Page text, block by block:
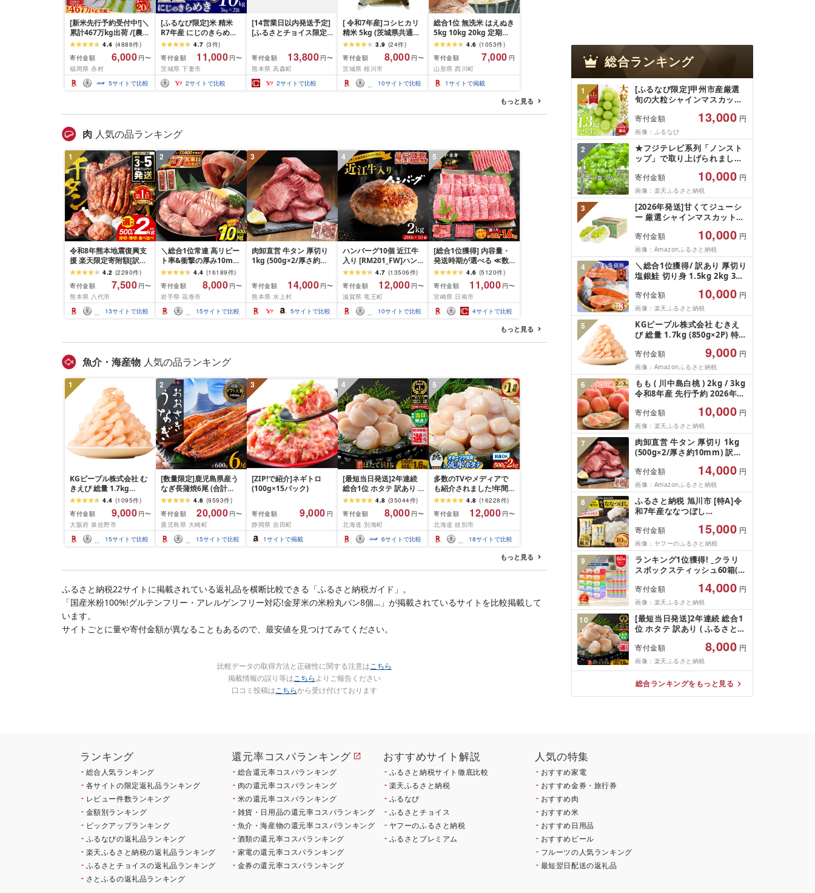
[新米先行予約受付中!]＼
累計467万kg出荷 /[農家
応援米]訳あり 令和7年産
令和8年産ふくきらり 夢
つくし 5kg 10kg 15kg
20kg [選べる品種・内容
量・出荷時期]複数原料
米 白米 精米 国産 限定
4.4 (4886件)
寄付金額
6,000 円〜
福岡県 赤村
5サイトで比較
[ふるなび限定]米 精米
R7年産 にじのきらめき
10kg 10月 FN-Limited-
4.7 (3件)
寄付金額
11,000 円〜
茨城県 下妻市
2サイトで比較
[14営業日以内発送予定]
[ふるさとチョイス限定
だわら 熊本県 高森町 オ
リジナル米 計
10kg(5kg×2袋)精米 お
米 米 5kg×2 10kg
寄付金額 13,800 円〜
熊本県 高森町
2サイトで比較
[ 令和7年産]コシヒカリ
精米 5kg (茨城県共通返
礼品 かすみがうら市) 米
ごはん もっちり 甘い コ
メ お米 白米
3.9 (24件)
寄付金額
8,000 円〜
茨城県 桜川市
10サイトで比較
総合1位 無洗米 はえぬき
5kg 10kg 20kg 定期便
も選べる レビュー高評
価 山形県産 令和7年産
選べる内容量 発送時期
定期便 3ヶ月 6ヶ月 3回
6回 3か月 6か月 ランキ
こめ ごはん ご飯 ライス
4.6 (1053件)
寄付金額
7,000 円
山形県 西川町
1サイトで掲載
もっと見る
肉 人気の品ランキング
1
令和8年熊本地震復興支
援 楽天限定寄附額[訳あ
り]牛タン 500g〜2kg 肉
牛肉 訳あり 牛タン 冷凍
小分け 厚切り 薄切り 食
べ比べ 500g 1kg 1.5kg
2kg 牛 人気 ビーフ 牛た
ん ふるさと納税 ランキ
4.2 (2290件)
寄付金額
7,500 円〜
熊本県 八代市
13サイトで比較
2
＼総合1位常連 高リピー
ト率&衝撃の厚み10mm
厚切り牛タン 塩味/ ≪ス
ピード発送!!10営業日以
内発送≫ 選べる内容量
500g / 1kg 定期便 毎月
届く 牛肉 肉 BBQ ふるさ
と 人気 ランキング 岩手
4.4 (16189件)
寄付金額
8,000 円〜
岩手県 花巻市
15サイトで比較
3
肉卸直営 牛タン 厚切り
1kg (500g×2/厚さ約
牛肉 焼肉 冷凍 スライス
業務用 バーベキュー
BBQ おつまみ ギフト お
祝い お中元 夏ギフト
寄付金額 14,000 円〜
熊本県 水上村
5サイトで比較
4
ハンバーグ10個 近江牛
入り [RM201_FW]ハン
バーグ
4.7 (13506件)
寄付金額
12,000 円〜
滋賀県 竜王町
10サイトで比較
5
[総合1位獲得] 内容量・
発送時期が選べる ≪数
量限定≫ 宮崎牛 赤身 ス
ライス 焼肉 国産 肉 牛肉
薄切り 黒毛和牛 A4 A5
人気 小分け 焼き肉 すき
焼き しゃぶしゃぶ 牛丼
BBQ ギフト 贈り物 おす
すめ 畜産農家応援 ミヤ
4.6 (5120件)
寄付金額
11,000 円〜
宮崎県 日南市
4サイトで比較
もっと見る
魚介・海産物 人気の品ランキング
1
KGピープル株式会社 む
きえび 総量 1.7kg
(850g×2P) 特大 5Lサイ
ズ バナメイエビ バラ凍
結 下処理不要 サイズ不
揃い 訳あり
4.4 (1095件)
寄付金額
9,000 円〜
大阪府 泉佐野市
15サイトで比較
2
[数量限定]鹿児島県産う
なぎ長蒲焼6尾 (合計
600g以上)4.6 (9593件)
寄付金額
20,000 円〜
鹿児島県 大崎町
15サイトで比較
3
[ZIP!で紹介]ネギトロ
(100g×15パック)
寄付金額 9,000 円
静岡県 吉田町
1サイトで掲載
4
[最短当日発送]2年連続
総合1位 ホタテ 訳あり (
ふるさと納税 ほたて ふ
るさと納税 訳あり 帆立
ふるさと わけあり ホタ
テ貝柱 貝 人気 不揃い 刺
身 規格外 魚介 ランキン
グ 海鮮 冷凍 発送時期が
4.8 (35044件)
寄付金額
8,000 円〜
北海道 別海町
6サイトで比較
5
多数のTVやメディアで
も紹介されました!年間
総合ランキング4年連続1
位!北海道オホーツク海
産ホタテ玉冷 | ホタテ
ほたて hotate 帆立 貝柱
刺身 冷凍 貝 訳あり わけ
あり ワケアリ 大粒 サイ
ズ不揃い バラエティ 選
4.8 (16228件)
寄付金額
12,000 円〜
北海道 紋別市
18サイトで比較
もっと見る
ふるさと納税22サイトに掲載されている返礼品を横断比較できる「ふるさと納税ガイド」。
「国産米粉100%!グルテンフリー・アレルゲンフリー対応!金芽米の米粉丸パン8個…」が掲載されているサイトを比較掲載して
います。
サイトごとに量や寄付金額が異なることもあるので、最安値を見つけてみてください。
比較データの取得方法と正確性に関する注意はこちら
掲載情報の誤り等はこちらよりご報告ください
口コミ投稿はこちらから受け付けております
総合ランキング
1
[ふるなび限定]甲州市産厳選
旬の大粒シャインマスカット
(MG)B12-472 FN-Limited-
VO シャインマスカット フル
ーツ
寄付金額 13,000 円
画像：ふるなび
2
★フジテレビ系列「ノンスト
ップ」で取り上げられました!
ルプス市産シャインマスカッ
ト1.2kg以上(2〜3房)ふるさと
納税 おすすめ 山梨県 南アル
プス市 送料無料 AL
寄付金額 10,000 円
画像：楽天ふるさと納税
3
[2026年発送]甘くてジューシ
ー 厳選シャインマスカット
日)から10月下旬までの発送)
フルーツ ぶどう 果物 山梨県
産 2026 旬 大粒 高級 ブドウ
葡萄 富士吉田市
寄付金額 10,000 円
画像：Amazonふるさと納税
4
＼総合1位獲得/ 訳あり 厚切り
塩銀鮭 切り身 1.5kg 2kg 3kg
さけ しゃけ サーモン 魚 魚介
類 魚介 魚貝 水産 海鮮 海産物
冷凍 厚切 肉 厚 塩鮭 銀鮭 ふ
るさと 送料無料 切身 規格外
千葉県 銚子市 銚子東洋
寄付金額 10,000 円
画像：楽天ふるさと納税
5
KGピープル株式会社 むきえ
び 総量 1.7kg (850g×2P) 特大
凍結 下処理不要 サイズ不揃い
訳あり
寄付金額 9,000 円
画像：Amazonふるさと納税
6
もも ( 川中島白桃 ) 2kg / 3kg
令和8年産 先行予約 2026年
ツ 秀品 のし 贈答 ギフト おす
そ分け 期間限定 冷蔵便 送料
無料 産地直送 お取り寄せ [ 山
形県 天童市 ]
寄付金額 10,000 円
画像：楽天ふるさと納税
7
肉卸直営 牛タン 厚切り 1kg
(500g×2/厚さ約10mm) 訳あ
ライス 業務用 バーベキュー
BBQ おつまみ ギフト お祝い
お中元 夏ギフト
寄付金額 14,000 円
画像：Amazonふるさと納税
8
ふるさと納税 旭川市 [特A]令
和7年産ななつぼし
お米[さとふる限定]_05957
寄付金額 15,000 円
画像：ヤフーのふるさと納税
9
ランキング1位獲得! _クラリ
スボックスティッシュ60箱(1
セット)_ ティッシュ ティッシ
ュペーパー 日用品 常備品 生
活用品 まとめ買い [配送不可
地域:離島・沖縄県]
寄付金額 14,000 円
画像：楽天ふるさと納税
10
[最短当日発送]2年連続 総合1
位 ホタテ 訳あり ( ふるさと納
り 帆立 ふるさと わけあり ホ
タテ貝柱 貝 人気 不揃い 刺身
規格外 魚介 ランキング 海鮮
冷凍 発送時期が選べる 北海道
別海町 )(クラウドファンディ
寄付金額 8,000 円
画像：楽天ふるさと納税
総合ランキングをもっと見る
ランキング
総合人気ランキング
各サイトの限定返礼品ランキング
レビュー件数ランキング
金額別ランキング
ピックアップランキング
ふるなびの返礼品ランキング
楽天ふるさと納税の返礼品ランキング
ふるさとチョイスの返礼品ランキング
さとふるの返礼品ランキング
還元率コスパランキング
総合還元率コスパランキング
肉の還元率コスパランキング
米の還元率コスパランキング
雑貨・日用品の還元率コスパランキング
魚介・海産物の還元率コスパランキング
酒類の還元率コスパランキング
家電の還元率コスパランキング
金券の還元率コスパランキング
おすすめサイト解説
ふるさと納税サイト徹底比較
楽天ふるさと納税
ふるなび
ふるさとチョイス
ヤフーのふるさと納税
ふるさとプレミアム
人気の特集
おすすめ家電
おすすめ金券・旅行券
おすすめ肉
おすすめ米
おすすめ日用品
おすすめビール
フルーツの人気ランキング
最短翌日配送の返礼品